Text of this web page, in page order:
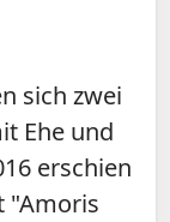
sich zwei
Ehe und
erschien
"Amoris